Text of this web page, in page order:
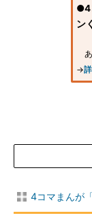
●4
ン
あ
→
4コマまんが